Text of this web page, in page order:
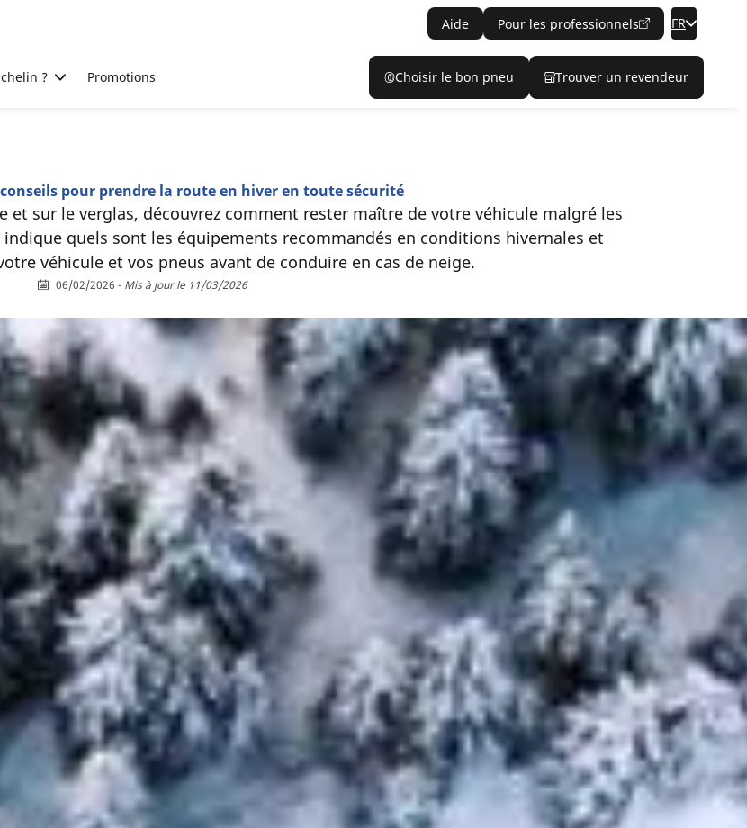
Aide Pour les professionnels FR
? Promotions Choisir le bon pneu Trouver un revendeur
conseils pour prendre la route en hiver en toute sécurité
et sur le verglas, découvrez comment rester maître de votre véhicule malgré les
quels sont les équipements recommandés en conditions hivernales et
véhicule et vos pneus avant de conduire en cas de neige.
06/02/2026 - Mis à jour le 11/03/2026